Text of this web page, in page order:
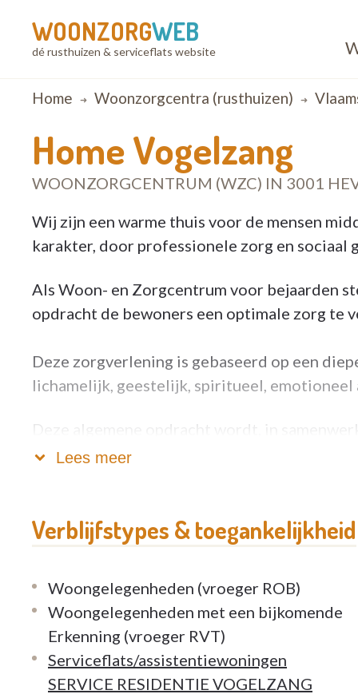
WOONZORGWEB
dé rusthuizen & serviceflats website
Breadcrumb
Home Woonzorgcentra (rusthuizen)
Home Vogelzang
WOONZORGCENTRUM (WZC) IN 3001
Wij zijn een warme thuis voor de mensen
karakter, door professionele zorg en sociaal
Als Woon- en Zorgcentrum voor bejaarden
opdracht de bewoners een optimale zorg te
Deze zorgverlening is gebaseerd op een
lichamelijk, geestelijk, spiritueel, emotioneel
Deze algemene opdracht wordt, in
Heilige Harten vervuld met deskundige en
Hierbij wordt de betrokkenheid van de
Het Woon- en Zorgcentrum Vogelzang biedt
tegelijk met respect voor ieders privaat
gevoelsmatige opvang.
Lees meer
Verblijfstypes & toegankelijkheid
Woongelegenheden (vroeger ROB)
Woongelegenheden met een bijkomende
Erkenning (vroeger RVT)
Serviceflats/assistentiewoningen
SERVICE RESIDENTIE VOGELZANG